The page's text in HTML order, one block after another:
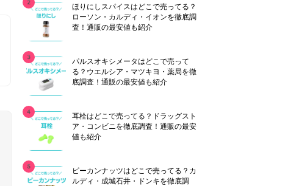
ほりにしスパイスはどこで売ってる？
ローソン・カルディ・イオンを徹底調
査！通販の最安値も紹介
パルスオキシメータはどこで売って
る？ウエルシア・マツキヨ・薬局を徹
底調査！通販の最安値も紹介
耳栓はどこで売ってる？ドラッグスト
ア・コンビニを徹底調査！通販の最安
値も紹介
ピーカンナッツはどこで売ってる？カ
ルディ・成城石井・ドンキを徹底調